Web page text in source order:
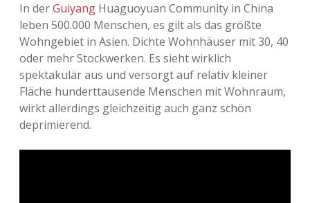
In derGuiyang Huaguoyuan Community in China
leben 500.000 Menschen, es gilt als das größte
Wohngebiet in Asien. Dichte Wohnhäuser mit 30, 40
oder mehr Stockwerken. Es sieht wirklich
spektakulär aus und versorgt auf relativ kleiner
Fläche hunderttausende Menschen mit Wohnraum,
wirkt allerdings gleichzeitig auch ganz schön
deprimierend.